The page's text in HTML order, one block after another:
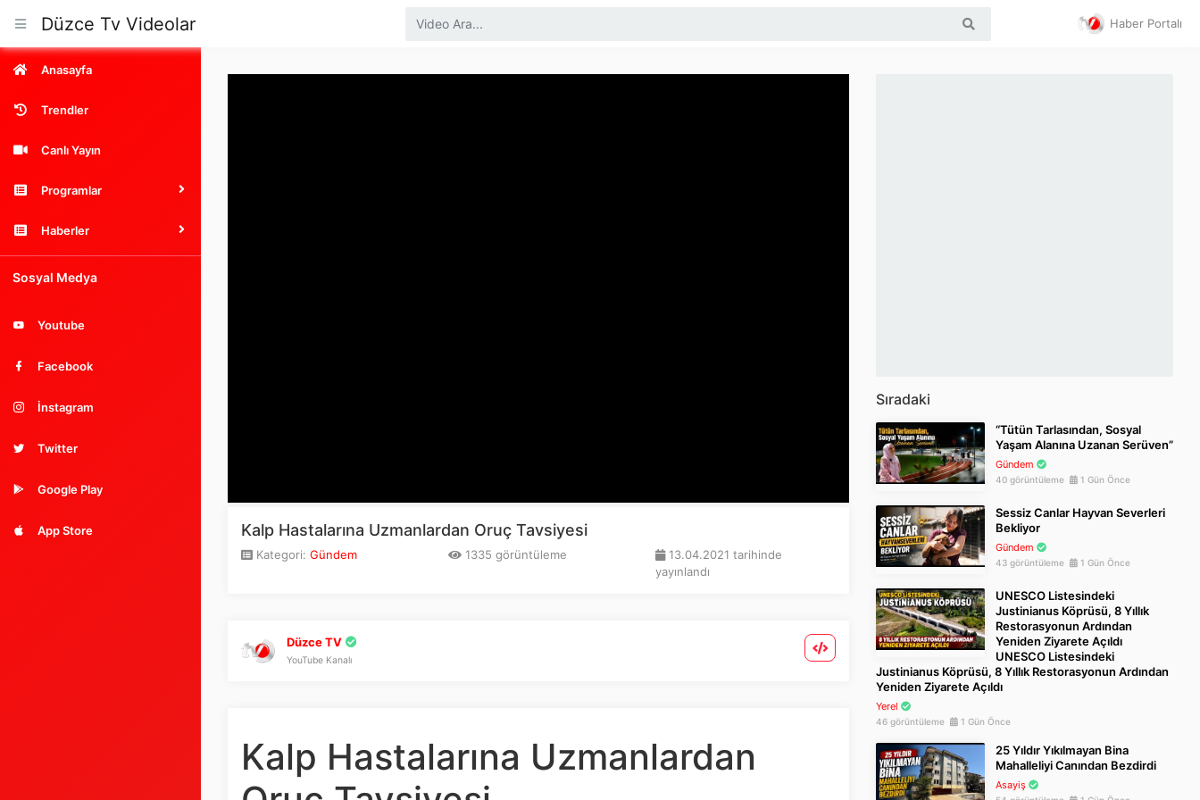
Düzce Tv Videolar Haber Portalı
Anasayfa
Trendler
Canlı Yayın
Programlar
Haberler
Sosyal Medya
Youtube
Facebook
İnstagram
Twitter
Google Play
App Store Kalp Hastalarına Uzmanlardan Oruç Tavsiyesi
Kategori: Gündem 1335 görüntüleme
13.04.2021 tarihinde
yayınlandı
Düzce TV
YouTube Kanalı
Kalp Hastalarına Uzmanlardan
Sıradaki
“Tütün Tarlasından, Sosyal
Yaşam Alanına Uzanan Serüven”
Gündem
40 görüntüleme 1 Gün Önce
Sessiz Canlar Hayvan Severleri
Bekliyor
Gündem
43 görüntüleme 1 Gün Önce
UNESCO Listesindeki
Justinianus Köprüsü, 8 Yıllık
Restorasyonun Ardından
Yeniden Ziyarete Açıldı
UNESCO Listesindeki
Justinianus Köprüsü, 8 Yıllık Restorasyonun Ardından
Yeniden Ziyarete Açıldı
Yerel
46 görüntüleme 1 Gün Önce
25 Yıldır Yıkılmayan Bina
Mahalleliyi Canından Bezdirdi
Asayiş